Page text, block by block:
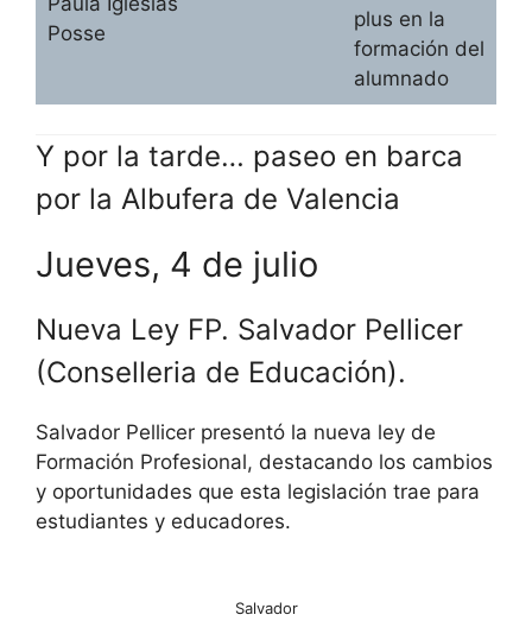
Posse
plus en la
formación del
alumnado
Y por la tarde… paseo en barca
por la Albufera de Valencia
Jueves, 4 de julio
Nueva Ley FP. Salvador Pellicer
(Conselleria de Educación).
Salvador Pellicer presentó la nueva ley de
Formación Profesional, destacando los cambios
y oportunidades que esta legislación trae para
estudiantes y educadores.
Salvador